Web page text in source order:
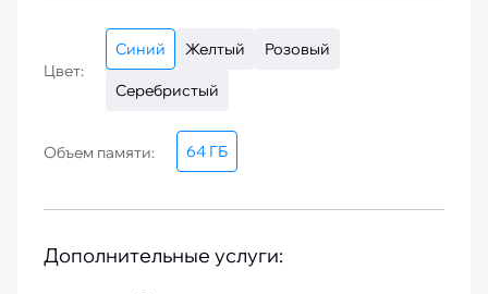
Цвет:
Синий Желтый Розовый
Серебристый
Объем памяти: 64 ГБ
Дополнительные услуги: